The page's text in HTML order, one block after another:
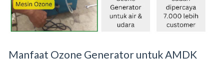
Manfaat Ozone Generator untuk AMDK